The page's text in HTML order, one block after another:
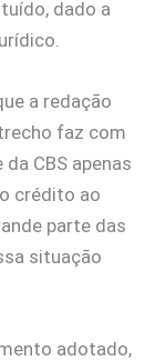
dado a
a redação
faz com
CBS apenas
crédito ao
parte das
situação
adotado,